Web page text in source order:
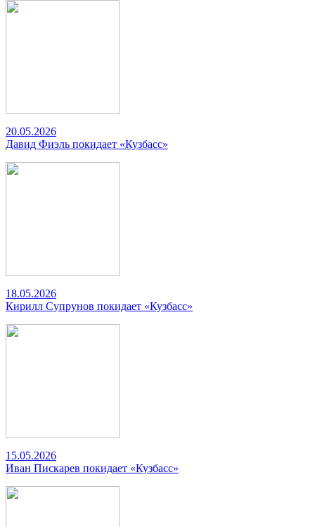
20.05.2026
Давид Фиэль покидает «Кузбасс»
18.05.2026
Кирилл Супрунов покидает «Кузбасс»
15.05.2026
Иван Пискарев покидает «Кузбасс»